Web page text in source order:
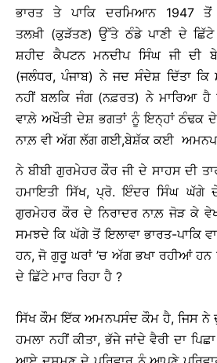
ਭਾਰਤ ਤੇ ਪਾਕਿ ਦਰਮਿਆਨ 1947
ਤਲਖ਼ੀ (ਕੁੜੱਤਣ) ਉੱਤੇ ਠੰਡੇ ਪਾਣੀ ਦੇ
ਸ਼ਹੀਦ ਕੈਪਟਨ ਮਨਦੀਪ ਸਿੰਘ ਜੀ ਦੀ
(ਜਲੰਧਰ, ਪੰਜਾਬ) ਨੇ ਜਦ ਸੰਦੇਸ਼ ਦਿੱਤਾ ਕਿ
ਨਹੀਂ ਬਲਕਿ ਜੰਗ (ਨਫ਼ਰਤ) ਨੇ ਮਾਰਿਆ ਹੈ
ਵਾਲ਼ੇ ਅਖੌਤੀ ਦੇਸ਼ ਭਗਤਾਂ ਨੂੰ ਇਨ੍ਹਾਂ ਠੰਢਕ
ਨਾਲ਼ ਵੀ ਅੱਗ ਲੱਗ ਗਈ,ਬੇਸ਼ੱਕ ਕਈ
ਨੇ ਬੀਬੀ ਗੁਰਮੇਹਰ ਕੌਰ ਜੀ ਦੇ ਸਾਹਸ ਦੀ
ਹਮਾਇਤੀ ਸਿੱਖ, ਪ੍ਰੋ. ਇੰਦਰ ਸਿੰਘ ਘੱਗੇ
ਗੁਰਮੇਹਰ ਕੌਰ ਦੇ ਨਿਰਾਦਰ ਨਾਲ਼ ਜੋੜ ਕੇ
ਸਮਝਦੇ ਕਿ ਘੱਗੇ ਤੋਂ ਇਲਾਵਾ ਭਾਰਤ-ਪਾਕਿ
ਹਨ, ਜੋ ਗੁਰੂ ਘਰਾਂ ’ਚ ਅੱਗ ਭਖਾ ਰਹੀਆਂ ਹਨ
ਦੇ ਛਿੱਟੇ ਮਾਰ ਰਿਹਾ ਹੈ ?
ਸਿੱਖ ਕੌਮ ਇੱਕ ਅਮਨਪਸੰਦ ਕੌਮ ਹੈ, ਜਿਸ ਨੇ
ਹਮਲਾ ਨਹੀਂ ਕੀਤਾ, ਭੱਜੇ ਜਾਂਦੇ ਵੈਰੀ ਦਾ